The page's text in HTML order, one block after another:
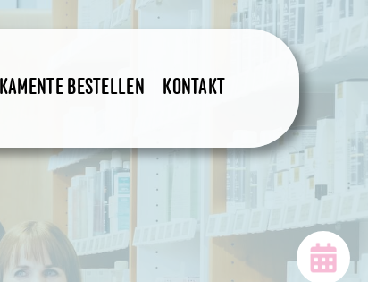
Uhr, 365
BESTELLEN KONTAKT